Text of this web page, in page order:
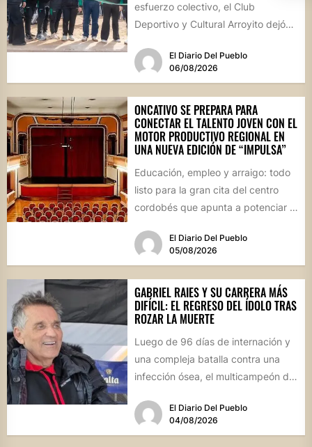
esfuerzo colectivo, el Club
Deportivo y Cultural Arroyito dejó
cancha...El Diario Del Pueblo
06/08/2026
ONCATIVO SE PREPARA PARA
CONECTAR EL TALENTO JOVEN CON EL
MOTOR PRODUCTIVO REGIONAL EN
UNA NUEVA EDICIÓN DE “IMPULSA”
Educación, empleo y arraigo: todo
listo para la gran cita del centro
cordobés que apunta a potenciar el
El Diario Del Pueblo
05/08/2026
GABRIEL RAIES Y SU CARRERA MÁS
DIFÍCIL: EL REGRESO DEL ÍDOLO TRAS
ROZAR LA MUERTE
Luego de 96 días de internación y
una compleja batalla contra una
infección ósea, el multicampeón de
El Diario Del Pueblo
04/08/2026